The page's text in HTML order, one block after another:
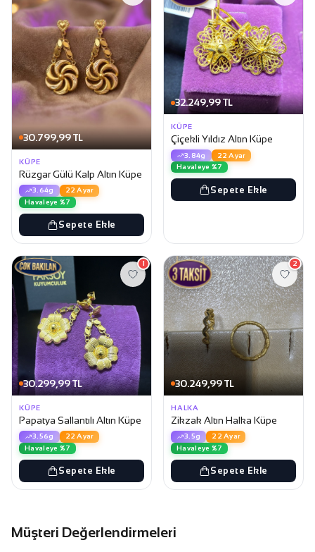
30.799,99 TL
KÜPE
Rüzgar Gülü Kalp Altın Küpe
3.64g
22 Ayar
Havaleye %7
Sepete Ekle
32.249,99 TL
KÜPE
Çiçekli Yıldız Altın Küpe
3.84g
22 Ayar
Havaleye %7
Sepete Ekle
30.299,99 TL
1
KÜPE
Papatya Sallantılı Altın Küpe
3.56g
22 Ayar
Havaleye %7
Sepete Ekle
30.249,99 TL
2
HALKA
Zikzak Altın Halka Küpe
3.5g
22 Ayar
Havaleye %7
Sepete Ekle
Müşteri Değerlendirmeleri